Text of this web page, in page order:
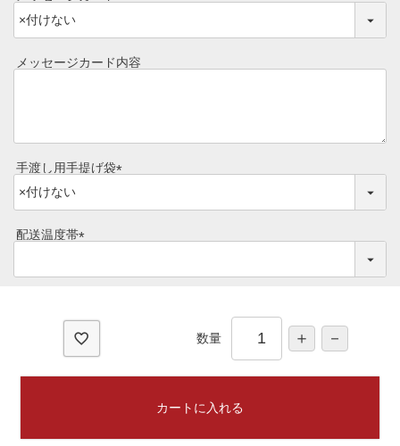
商品券
必
須
メッセージカード内容
手渡し用手提げ袋
必
配送温度帯
必
数量
カートに入れる